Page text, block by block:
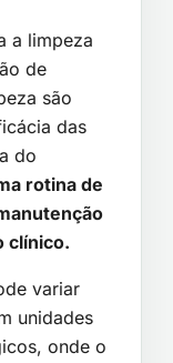
a limpeza
de
são
das
do
rotina de
clínico.
variar
unidades
onde o